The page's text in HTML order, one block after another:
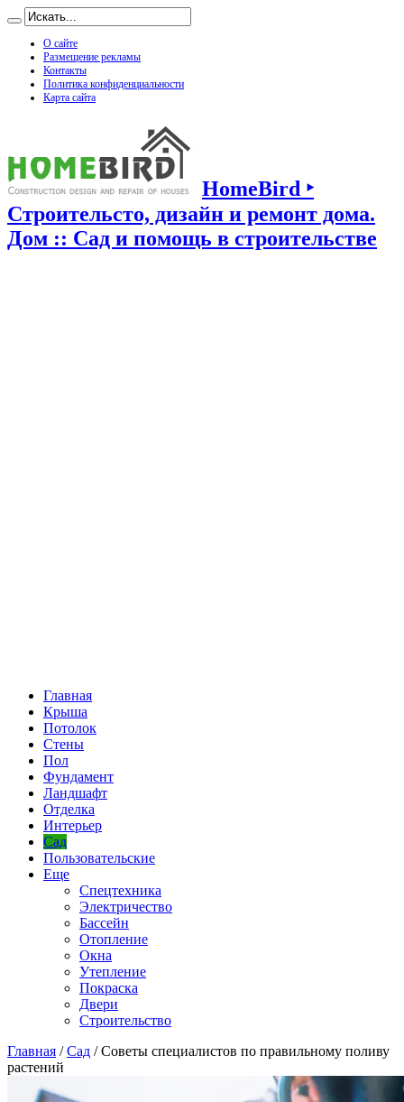
О сайте
Размещение рекламы
Контакты
Политика конфиденциальности
Карта сайта
HomeBird ‣
Строительсто, дизайн и ремонт дома.
Дом :: Сад и помощь в строительстве
Главная
Крыша
Потолок
Стены
Пол
Фундамент
Ландшафт
Отделка
Интерьер
Сад
Пользовательские
Еще
Спецтехника
Электричество
Бассейн
Отопление
Окна
Утепление
Покраска
Двери
Строительство
Главная / Сад / Советы специалистов по правильному поливу
растений